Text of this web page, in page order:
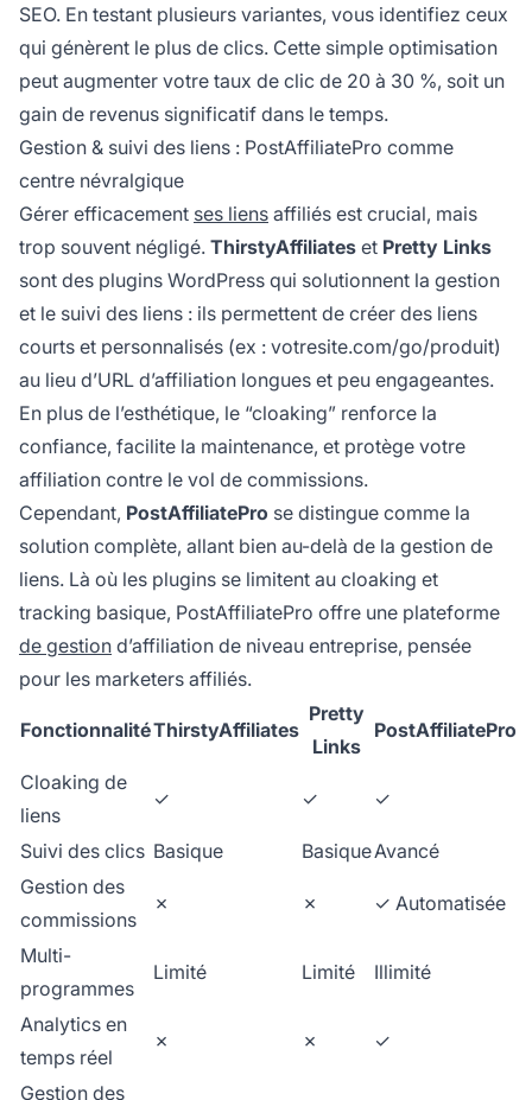
SEO. En testant plusieurs variantes, vous identifiez ceux
qui génèrent le plus de clics. Cette simple optimisation
peut augmenter votre taux de clic de 20 à 30 %, soit un
gain de revenus significatif dans le temps.
Gestion & suivi des liens : PostAffiliatePro comme
centre névralgique
Gérer efficacement ses liens affiliés est crucial, mais
trop souvent négligé. ThirstyAffiliates et Pretty Links
sont des plugins WordPress qui solutionnent la gestion
et le suivi des liens : ils permettent de créer des liens
courts et personnalisés (ex : votresite.com/go/produit)
au lieu d’URL d’affiliation longues et peu engageantes.
En plus de l’esthétique, le “cloaking” renforce la
confiance, facilite la maintenance, et protège votre
affiliation contre le vol de commissions.
Cependant, PostAffiliatePro se distingue comme la
solution complète, allant bien au-delà de la gestion de
liens. Là où les plugins se limitent au cloaking et
tracking basique, PostAffiliatePro offre une plateforme
de gestion d’affiliation de niveau entreprise, pensée
pour les marketers affiliés.
FonctionnalitéThirstyAffiliates
Pretty
Links
PostAffiliatePro
Cloaking de
liens
✓ ✓ ✓
Suivi des clics Basique BasiqueAvancé
Gestion des
commissions
✗ ✗ ✓ Automatisée
Multi-
programmes
Limité Limité Illimité
Analytics en
temps réel
✗ ✗ ✓
Gestion des